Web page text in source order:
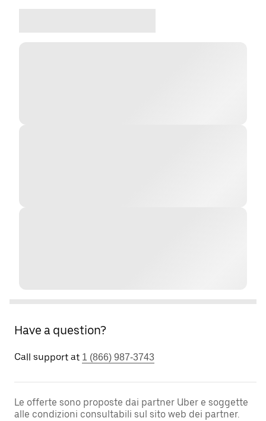
Have a question?
Call support at 1 (866) 987-3743
Le offerte sono proposte dai partner Uber e soggette
alle condizioni consultabili sul sito web dei partner.